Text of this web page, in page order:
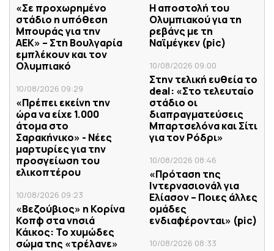
«Σε προχωρημένο
στάδιο η υπόθεση
Μπουράς για την
ΑΕΚ» – Στη Βουλγαρία
εμπλέκουν και τον
Ολυμπιακό
10/08/2026 09:29
«Πρέπει εκείνη την
ώρα να είχε 1.000
άτομα στο
Σαρακήνικο» - Νέες
μαρτυρίες για την
προσγείωση του
ελικοπτέρου
10/08/2026 09:23
«Βεζούβιος» η Κορίνα
Κοπφ στα νησιά
Κάικος: Το χυμώδες
σώμα της «τρέλανε»
Η αποστολή του
Ολυμπιακού για τη
ρεβάνς με τη
Ναϊμέγκεν (pic)
10/08/2026 09:00
Στην τελική ευθεία το
deal: «Στο τελευταίο
στάδιο οι
διαπραγματεύσεις
Μπαρτσελόνα και Σίτι
για τον Ρόδρι»
10/08/2026 08:46
«Πρόταση της
Ιντερνασιονάλ για
Ελίασον – Ποιες άλλες
ομάδες
ενδιαφέρονται» (pic)
10/08/2026 08:33